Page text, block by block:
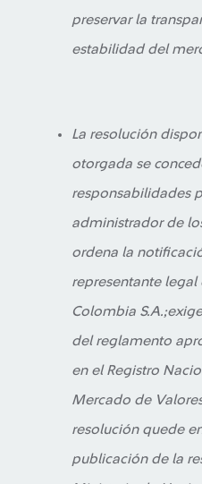
preservar la
estabilidad del
La resolución
otorgada se
responsabilidades
administrador de
ordena la
representante legal
Colombia
del reglamento
en el Registro
Mercado de
resolución quede
publicación de la